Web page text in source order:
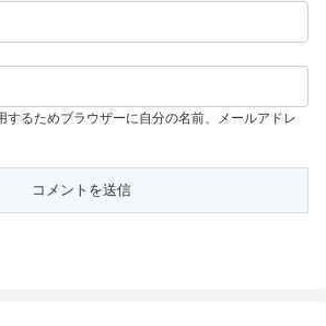
するためブラウザーに自分の名前、メールアドレ